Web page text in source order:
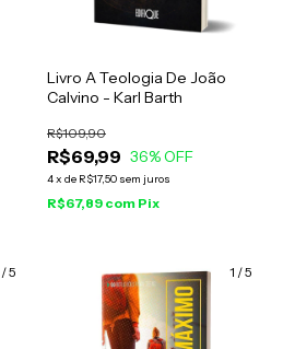
Livro A Teologia De João
Calvino - Karl Barth
R$69,99
R$109,90
36% OFF
4x de R$17,50 sem juros
R$67,89 com Pix
/5 1 /5